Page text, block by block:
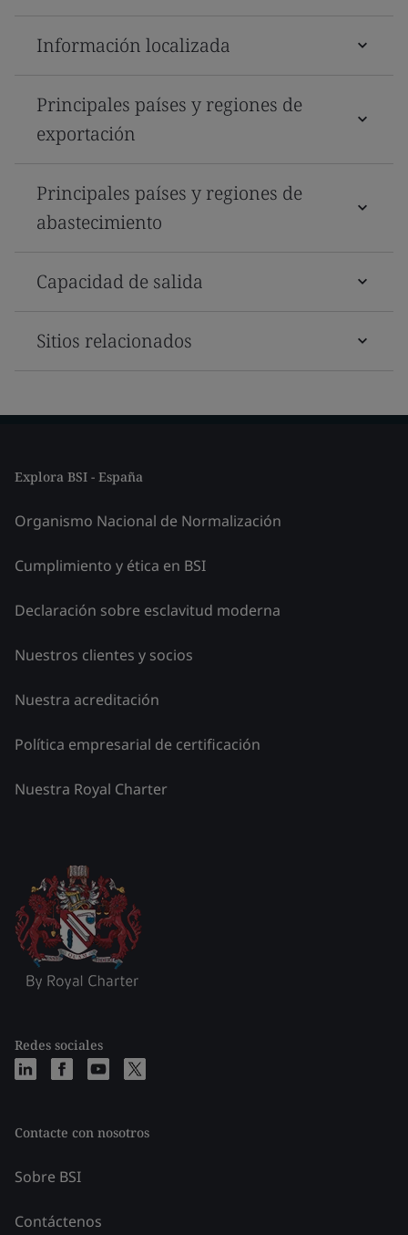
Información localizada
Principales países y regiones de
exportación
Principales países y regiones de
abastecimiento
Capacidad de salida
Sitios relacionados
Explora BSI - España
Organismo Nacional de Normalización
Cumplimiento y ética en BSI
Declaración sobre esclavitud moderna
Nuestros clientes y socios
Nuestra acreditación
Política empresarial de certificación
Nuestra Royal Charter
Redes sociales
Contacte con nosotros
Sobre BSI
Contáctenos